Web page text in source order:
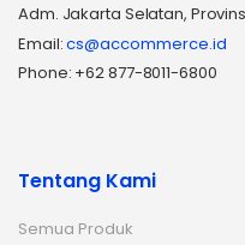
Adm. Jakarta Selatan,
Email:cs@accommerce.id
Phone: +62 877-8011-6800
Tentang Kami
Semua Produk